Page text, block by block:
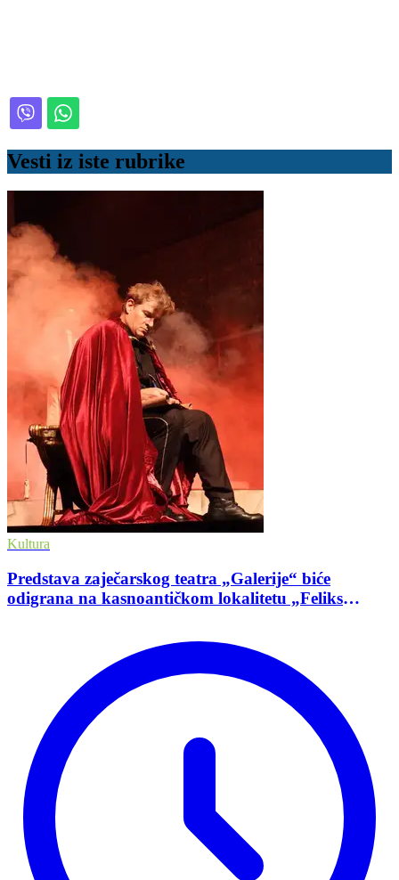
Vesti iz iste rubrike
Kultura
Predstava zaječarskog teatra „Galerije“ biće
odigrana na kasnoantičkom lokalitetu „Feliks